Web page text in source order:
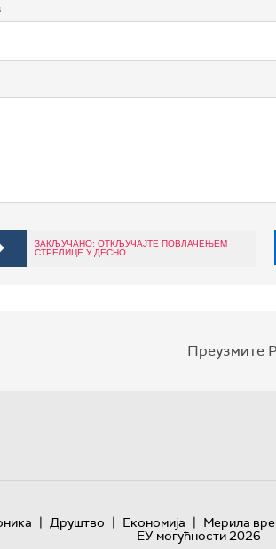
ЗАКЉУЧАНО: ОТКЉУЧАЈТЕ ПОВЛАЧЕЊЕМ
СТРЕЛИЦЕ У ДЕСНО ...
Преузмите
| Друштво | Економија | Мерила
ЕУ могућности 2026